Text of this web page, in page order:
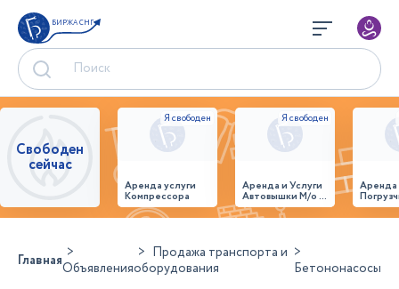
БИРЖА СНГ
Свободен
сейчас
Аренда услуги
Компрессора
Аренда и Услуги
Автовышки М/о г.
Домодедово
26,28,32 место
ГлавнаяОбъявления
Продажа транспорта и
оборудования
Бетононасосы